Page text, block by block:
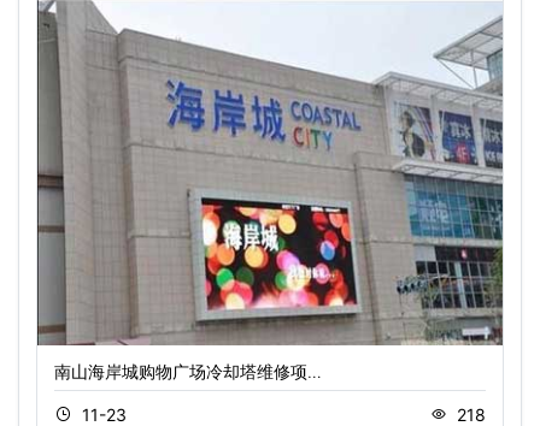
南山海岸城购物广场冷却塔维修项…
11-23 218